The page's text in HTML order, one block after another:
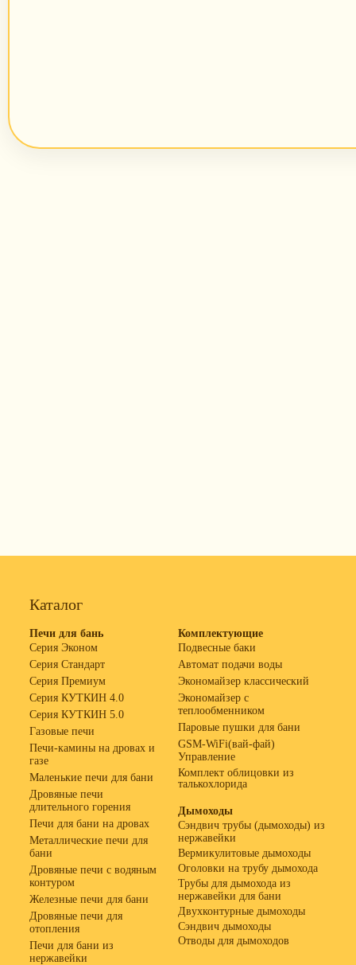
Каталог
Печи для бань
Серия Эконом
Серия Стандарт
Серия Премиум
Серия КУТКИН 4.0
Серия КУТКИН 5.0
Газовые печи
Печи-камины на дровах и
газе
Маленькие печи для бани
Дровяные печи
длительного горения
Печи для бани на дровах
Металлические печи для
бани
Дровяные печи с водяным
контуром
Железные печи для бани
Дровяные печи для
отопления
Печи для бани из
нержавейки
Комплектующие
Подвесные баки
Автомат подачи воды
Экономайзер классический
Экономайзер с
теплообменником
Паровые пушки для бани
GSM-WiFi(вай-фай)
Управление
Комплект облицовки из
талькохлорида
Дымоходы
Сэндвич трубы (дымоходы) из
нержавейки
Вермикулитовые дымоходы
Оголовки на трубу дымохода
Трубы для дымохода из
нержавейки для бани
Двухконтурные дымоходы
Сэндвич дымоходы
Отводы для дымоходов